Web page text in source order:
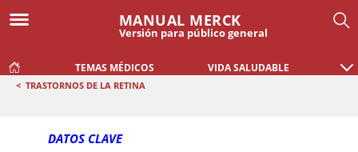
MANUAL MERCK
Versión para público general
TEMAS MÉDICOS VIDA SALUDABLE
< TRASTORNOS DE LA RETINA
DATOS CLAVE